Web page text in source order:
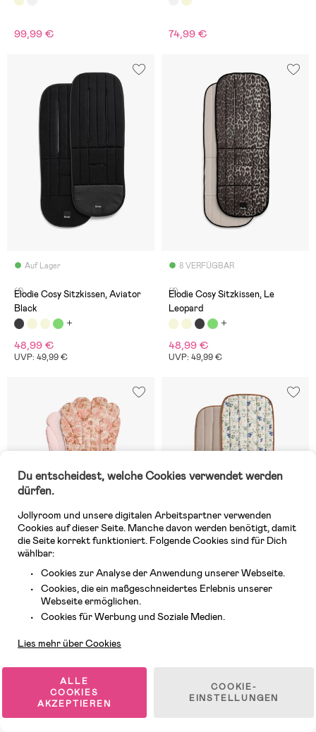
99,99 € 74,99 €
Auf Lager
(1)
Elodie Cosy Sitzkissen, Aviator
Black
48,99 €
UVP: 49,99 €
8 VERFÜGBAR
(1)
Elodie Cosy Sitzkissen, Le
Leopard
48,99 €
UVP: 49,99 €
7 VERFÜGBAR
Elodie Cosy Sitzkissen, River
48,99 €
UVP: 49,99 €
6 VERFÜGBAR
(1)
Elodie Cosy Sitzkissen, Fairytale
UVP: 49,99 €
Du entscheidest, welche Cookies verwendet werden
dürfen.
Jollyroom und unsere digitalen Arbeitspartner verwenden
Cookies auf dieser Seite. Manche davon werden benötigt, damit
die Seite korrekt funktioniert. Folgende Cookies sind für Dich
wählbar:
Cookies zur Analyse der Anwendung unserer Webseite.
Cookies, die ein maßgeschneidertes Erlebnis unserer
Webseite ermöglichen.
Cookies für Werbung und Soziale Medien.
Lies mehr über Cookies
ALLE
COOKIES
AKZEPTIEREN
COOKIE-
EINSTELLUNGEN